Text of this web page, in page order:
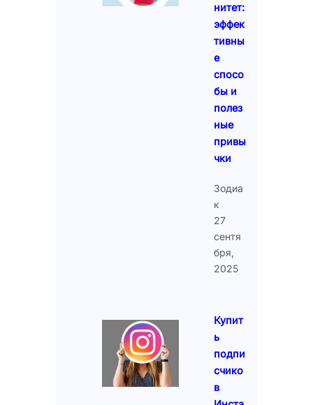
нитет:
эффек
тивны
е
спосо
бы и
полез
ные
привы
чки
Зодиа
к
27
сентя
бря,
2025
Купит
ь
подпи
счико
в